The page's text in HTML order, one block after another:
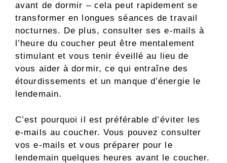
avant de dormir – cela peut rapidement se
transformer en longues séances de travail
nocturnes. De plus, consulter ses e-mails à
l’heure du coucher peut être mentalement
stimulant et vous tenir éveillé au lieu de
vous aider à dormir, ce qui entraîne des
étourdissements et un manque d’énergie le
lendemain.
C’est pourquoi il est préférable d’éviter les
e-mails au coucher. Vous pouvez consulter
vos e-mails et vous préparer pour le
lendemain quelques heures avant le coucher.